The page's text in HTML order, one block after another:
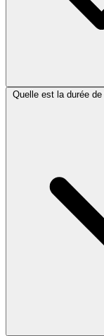
Quelle est la durée